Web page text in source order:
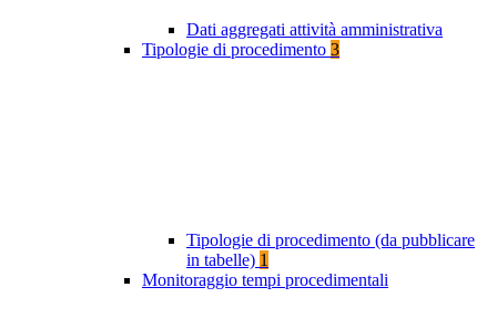
Dati aggregati attività amministrativa
Tipologie di procedimento 3
Tipologie di procedimento (da pubblicare
in tabelle) 1
Monitoraggio tempi procedimentali